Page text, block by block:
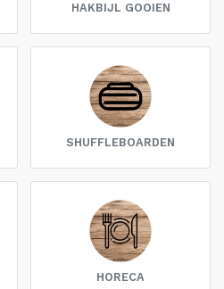
HAKBIJL GOOIEN
SHUFFLEBOARDEN
HORECA